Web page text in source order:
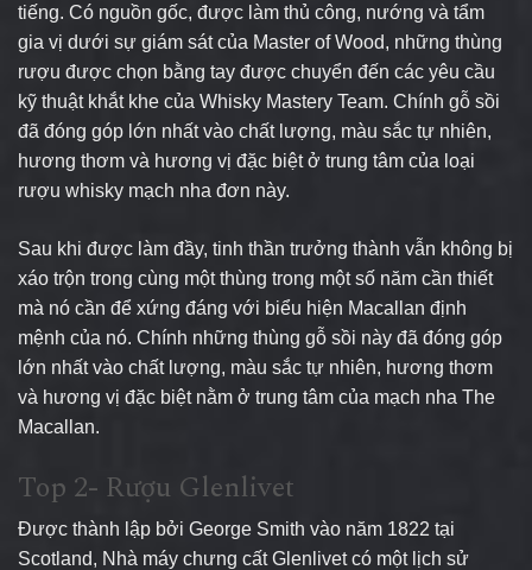
tiếng. Có nguồn gốc, được làm thủ công, nướng và tẩm
gia vị dưới sự giám sát của Master of Wood, những thùng
rượu được chọn bằng tay được chuyển đến các yêu cầu
kỹ thuật khắt khe của Whisky Mastery Team. Chính gỗ sồi
đã đóng góp lớn nhất vào chất lượng, màu sắc tự nhiên,
hương thơm và hương vị đặc biệt ở trung tâm của loại
rượu whisky mạch nha đơn này.
Sau khi được làm đầy, tinh thần trưởng thành vẫn không bị
xáo trộn trong cùng một thùng trong một số năm cần thiết
mà nó cần để xứng đáng với biểu hiện Macallan định
mệnh của nó. Chính những thùng gỗ sồi này đã đóng góp
lớn nhất vào chất lượng, màu sắc tự nhiên, hương thơm
và hương vị đặc biệt nằm ở trung tâm của mạch nha The
Macallan.
Top 2- Rượu Glenlivet
Được thành lập bởi George Smith vào năm 1822 tại
Scotland, Nhà máy chưng cất Glenlivet có một lịch sử